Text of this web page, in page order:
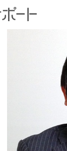
司法書士